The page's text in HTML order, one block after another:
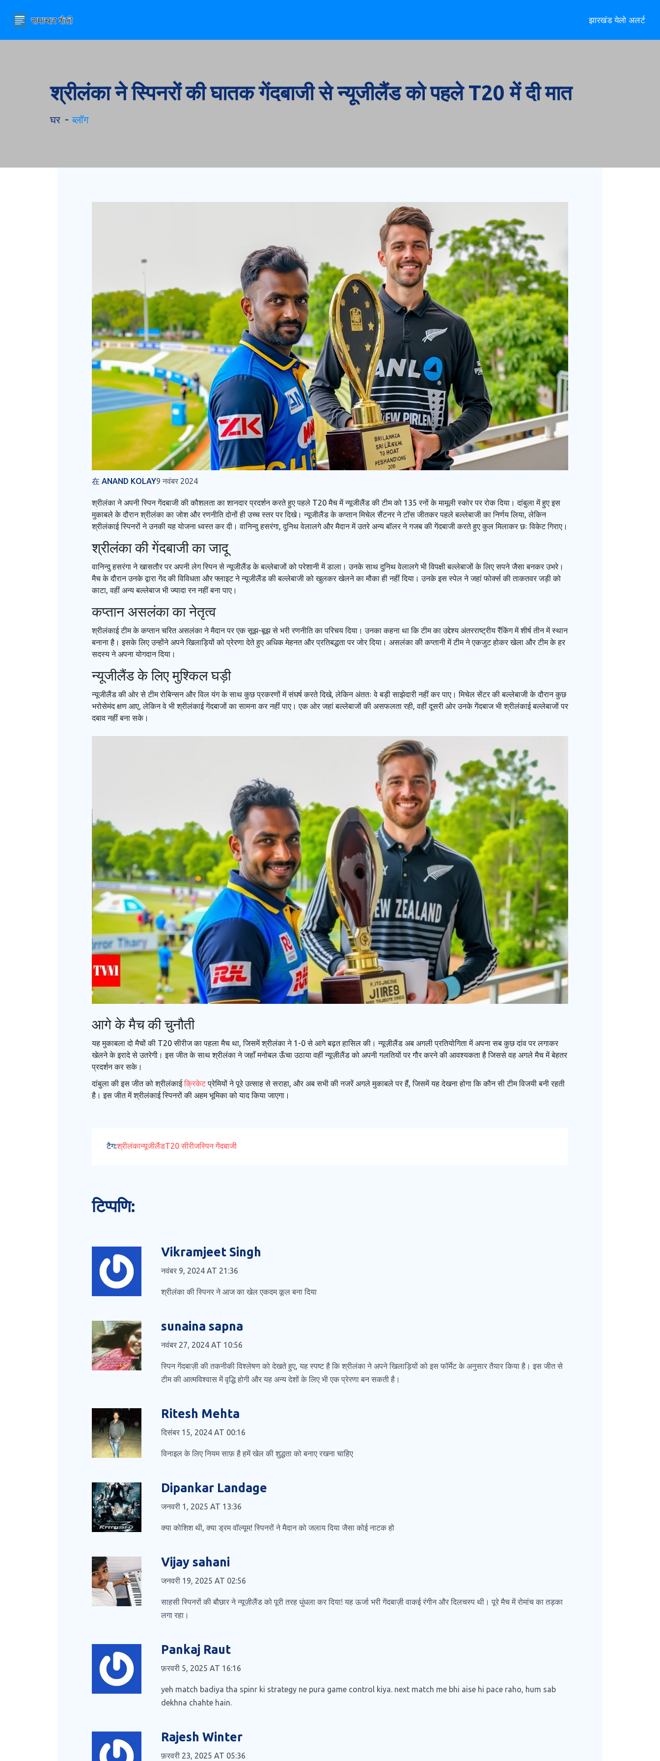
झारखंड येलो अलर्ट
श्रीलंका ने स्पिनरों की घातक गेंदबाजी से न्यूजीलैंड को पहले T20 में दी मात
घर ब्लॉग
在 ANAND KOLAY9 नवंबर 2024
श्रीलंका ने अपनी स्पिन गेंदबाजी की कौशलता का शानदार प्रदर्शन करते हुए पहले T20 मैच में न्यूजीलैंड की टीम को 135 रनों के मामूली स्कोर पर रोक दिया। दांबुला में हुए इस
मुकाबले के दौरान श्रीलंका का जोश और रणनीति दोनों ही उच्च स्तर पर दिखे। न्यूजीलैंड के कप्तान मिचेल सैंटनर ने टॉस जीतकर पहले बल्लेबाजी का निर्णय लिया, लेकिन
श्रीलंकाई स्पिनरों ने उनकी यह योजना ध्वस्त कर दी। वानिन्दु हसरंगा, दुनिथ वेलालगे और मैदान में उतरे अन्य बॉलर ने गजब की गेंदबाजी करते हुए कुल मिलाकर छः विकेट गिराए।
श्रीलंका की गेंदबाजी का जादू
वानिन्दु हसरंगा ने खासतौर पर अपनी लेग स्पिन से न्यूजीलैंड के बल्लेबाजों को परेशानी में डाला। उनके साथ दुनिथ वेलालगे भी विपक्षी बल्लेबाजों के लिए सपने जैसा बनकर उभरे।
मैच के दौरान उनके द्वारा गेंद की विविधता और फ्लाइट ने न्यूजीलैंड की बल्लेबाजी को खुलकर खेलने का मौका ही नहीं दिया। उनके इस स्पेल ने जहां फोर्क्स की ताकतवर जड़ी को
काटा, वहीं अन्य बल्लेबाज भी ज्यादा रन नहीं बना पाए।
कप्तान असलंका का नेतृत्व
श्रीलंकाई टीम के कप्तान चरित असलंका ने मैदान पर एक सूझ-बूझ से भरी रणनीति का परिचय दिया। उनका कहना था कि टीम का उद्देश्य अंतरराष्ट्रीय रैंकिंग में शीर्ष तीन में स्थान
बनाना है। इसके लिए उन्होंने अपने खिलाड़ियों को प्रेरणा देते हुए अधिक मेहनत और प्रतिबद्धता पर जोर दिया। असलंका की कप्तानी में टीम ने एकजुट होकर खेला और टीम के हर
सदस्य ने अपना योगदान दिया।
न्यूजीलैंड के लिए मुश्किल घड़ी
न्यूजीलैंड की ओर से टीम रोबिन्सन और विल यंग के साथ कुछ प्रकरणों में संघर्ष करते दिखे, लेकिन अंततः वे बड़ी साझेदारी नहीं कर पाए। मिचेल सेंटर की बल्लेबाजी के दौरान कुछ
भरोसेमंद क्षण आए, लेकिन वे भी श्रीलंकाई गेंदबाजों का सामना कर नहीं पाए। एक ओर जहां बल्लेबाजों की असफलता रही, वहीं दूसरी ओर उनके गेंदबाज भी श्रीलंकाई बल्लेबाजों पर
दबाव नहीं बना सके।
आगे के मैच की चुनौती
यह मुकाबला दो मैचों की T20 सीरीज का पहला मैच था, जिसमें श्रीलंका ने 1-0 से आगे बढ़त हासिल की। न्यूज़ीलैंड अब अगली प्रतियोगिता में अपना सब कुछ दांव पर लगाकर
खेलने के इरादे से उतरेगी। इस जीत के साथ श्रीलंका ने जहाँ मनोबल ऊँचा उठाया वहीं न्यूज़ीलैंड को अपनी गलतियों पर गौर करने की आवश्यकता है जिससे वह अगले मैच में बेहतर
प्रदर्शन कर सके।
दांबुला की इस जीत को श्रीलंकाईक्रिकेटप्रेमियों ने पूरे उत्साह से सराहा, और अब सभी की नजरें अगले मुकाबले पर हैं, जिसमें यह देखना होगा कि कौन सी टीम विजयी बनी रहती
है। इस जीत में श्रीलंकाई स्पिनरों की अहम भूमिका को याद किया जाएगा।
टैग:श्रीलंकान्यूजीलैंडT20 सीरीजस्पिन गेंदबाजी
टिप्पणि:
Vikramjeet Singh
नवंबर 9, 2024 AT 21:36
श्रीलंका की स्पिनर ने आज का खेल एकदम कूल बना दिया
sunaina sapna
नवंबर 27, 2024 AT 10:56
स्पिन गेंदबाज़ी की तकनीकी विश्लेषण को देखते हुए, यह स्पष्ट है कि श्रीलंका ने अपने खिलाड़ियों को इस फॉर्मेट के अनुसार तैयार किया है। इस जीत से
टीम की आत्मविश्वास में वृद्धि होगी और यह अन्य देशों के लिए भी एक प्रेरणा बन सकती है।
Ritesh Mehta
दिसंबर 15, 2024 AT 00:16
विनाइल के लिए नियम साफ़ है हमें खेल की शुद्धता को बनाए रखना चाहिए
Dipankar Landage
जनवरी 1, 2025 AT 13:36
क्या कोशिश थी, क्या ड्रम वॉल्यूम! स्पिनरों ने मैदान को जलाय दिया जैसा कोई नाटक हो
Vijay sahani
जनवरी 19, 2025 AT 02:56
साहसी स्पिनरों की बौछार ने न्यूज़ीलैंड को पूरी तरह धुंधला कर दिया! यह ऊर्जा भरी गेंदबाज़ी वाकई रंगीन और दिलचस्प थी। पूरे मैच में रोमांच का तड़का
लगा रहा।
Pankaj Raut
फ़रवरी 5, 2025 AT 16:16
yeh match badiya tha spinr ki strategy ne pura game control kiya. next match me bhi aise hi pace raho, hum sab
dekhna chahte hain.
Rajesh Winter
फ़रवरी 23, 2025 AT 05:36